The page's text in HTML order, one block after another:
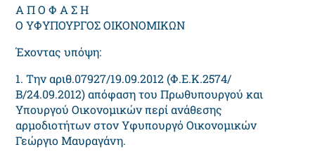
Α Π Ο Φ Α Σ Η
Ο ΥΦΥΠΟΥΡΓΟΣ ΟΙΚΟΝΟΜΙΚΩΝ
Έχοντας υπόψη:
1. Την αριθ.07927/19.09.2012 (Φ.Ε.Κ.2574/
Β/24.09.2012) απόφαση του Πρωθυπουργού και
Υπουργού Οικονομικών περί ανάθεσης
αρμοδιοτήτων στον Υφυπουργό Οικονομικών
Γεώργιο Μαυραγάνη.